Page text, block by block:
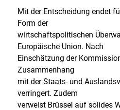
Mit der Entscheidung endet
Form der
wirtschaftspolitischen
Europäische Union. Nach
Einschätzung der
Zusammenhang
mit der Staats- und
verringert. Zudem
verweist Brüssel auf solides